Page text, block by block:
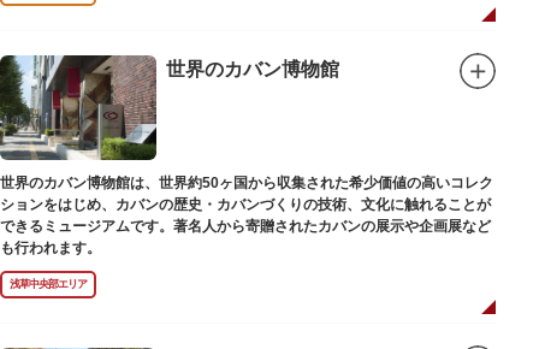
世界のカバン博物館
世界のカバン博物館は、世界約50ヶ国から収集された希少価値の高いコレク
ションをはじめ、カバンの歴史・カバンづくりの技術、文化に触れることが
できるミュージアムです。著名人から寄贈されたカバンの展示や企画展など
も行われます。
浅草中央部エリア